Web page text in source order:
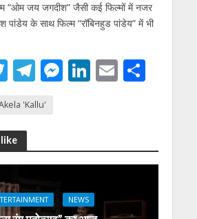
“ओम जय जगदीश” जैसी कई फिल्मों में नजर
पांडेय के साथ फिल्म “रॉबिनहुड पांडेय” में भी
T
itt
er
T
e
a
M
n
er
Li
dI
E S
'Kallu'
NEWS